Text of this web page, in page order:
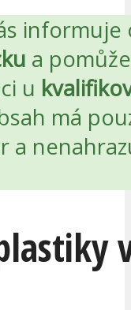
informuje
a
u
má
a